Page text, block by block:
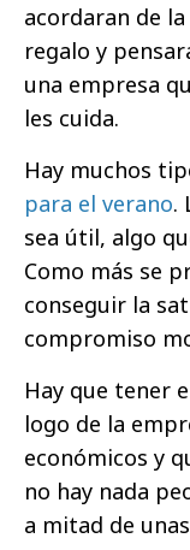
acordaran de
regalo y
una empresa
les cuida.
Hay muchos
para el verano.
sea útil, algo
Como más se
conseguir la
compromiso
Hay que tener
logo de la
económicos y
no hay nada
a mitad de